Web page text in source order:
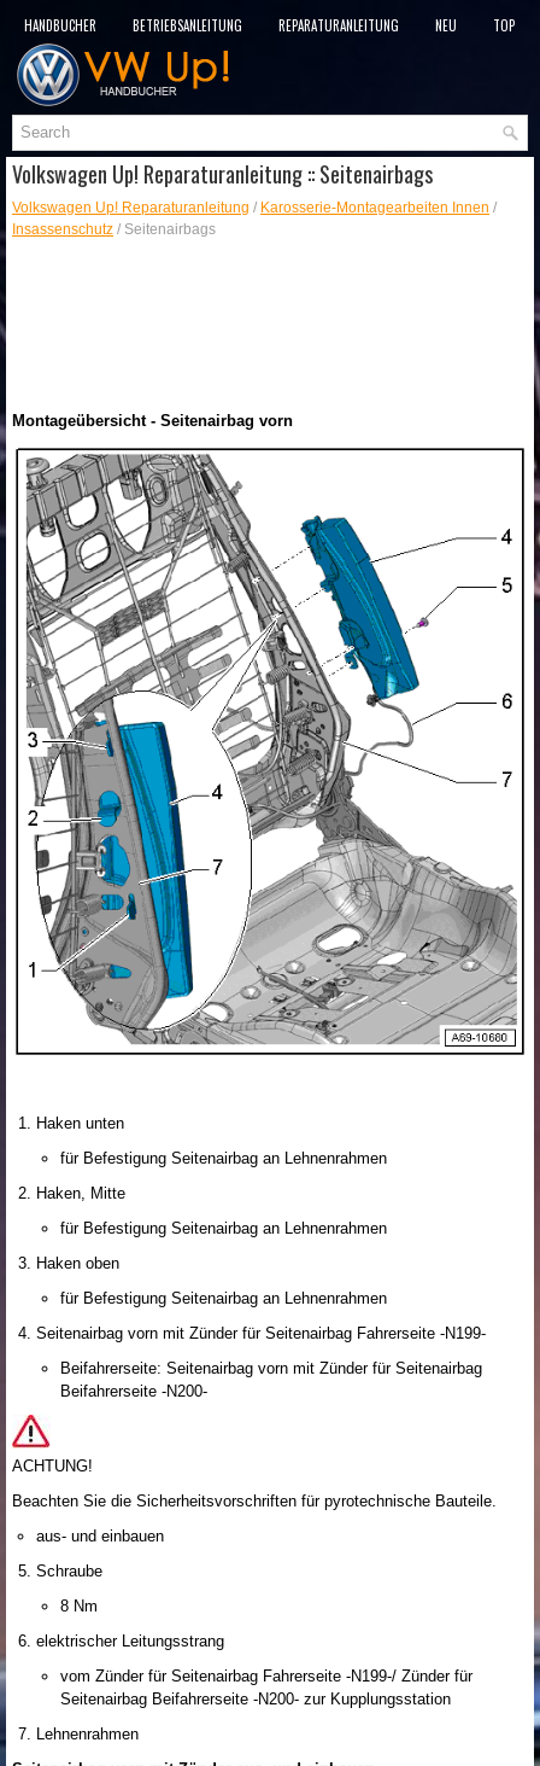
HANDBÜCHER BETRIEBSANLEITUNG REPARATURANLEITUNG NEU
TOP
SITEMAP
Volkswagen Up! Reparaturanleitung :: Seitenairbags
Volkswagen Up! Reparaturanleitung / Karosserie-Montagearbeiten Innen /
Insassenschutz / Seitenairbags
Montageübersicht - Seitenairbag vorn
Haken unten
für Befestigung Seitenairbag an Lehnenrahmen
Haken, Mitte
für Befestigung Seitenairbag an Lehnenrahmen
Haken oben
für Befestigung Seitenairbag an Lehnenrahmen
Seitenairbag vorn mit Zünder für Seitenairbag Fahrerseite -N199-
Beifahrerseite: Seitenairbag vorn mit Zünder für Seitenairbag
Beifahrerseite -N200-
ACHTUNG!
Beachten Sie die Sicherheitsvorschriften für pyrotechnische Bauteile.
aus- und einbauen
Schraube
8 Nm
elektrischer Leitungsstrang
vom Zünder für Seitenairbag Fahrerseite -N199-/ Zünder für
Seitenairbag Beifahrerseite -N200- zur Kupplungsstation
Lehnenrahmen